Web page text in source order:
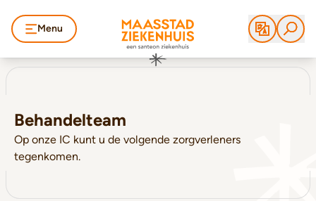
Menu
Behandelteam
Op onze IC kunt u de volgende zorgverleners
tegenkomen.